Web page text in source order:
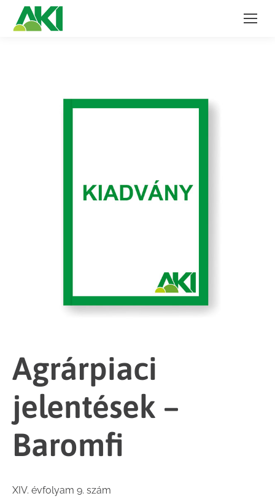
Agrárpiaci
jelentések –
Baromfi
XIV. évfolyam 9. szám